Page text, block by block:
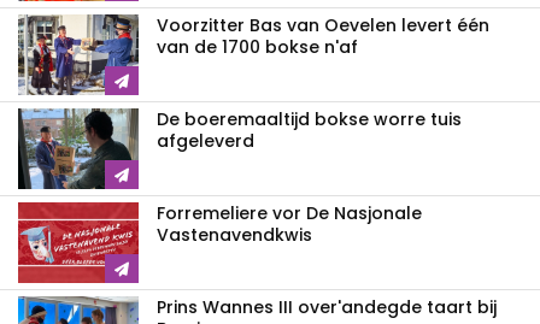
Voorzitter Bas van Oevelen levert één
van de 1700 bokse n'af
De boeremaaltijd bokse worre tuis
afgeleverd
Forremeliere vor De Nasjonale
Vastenavendkwis
Prins Wannes III over'andegde taart bij